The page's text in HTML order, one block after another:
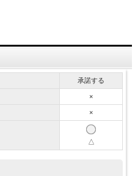
承諾する
×
×
△